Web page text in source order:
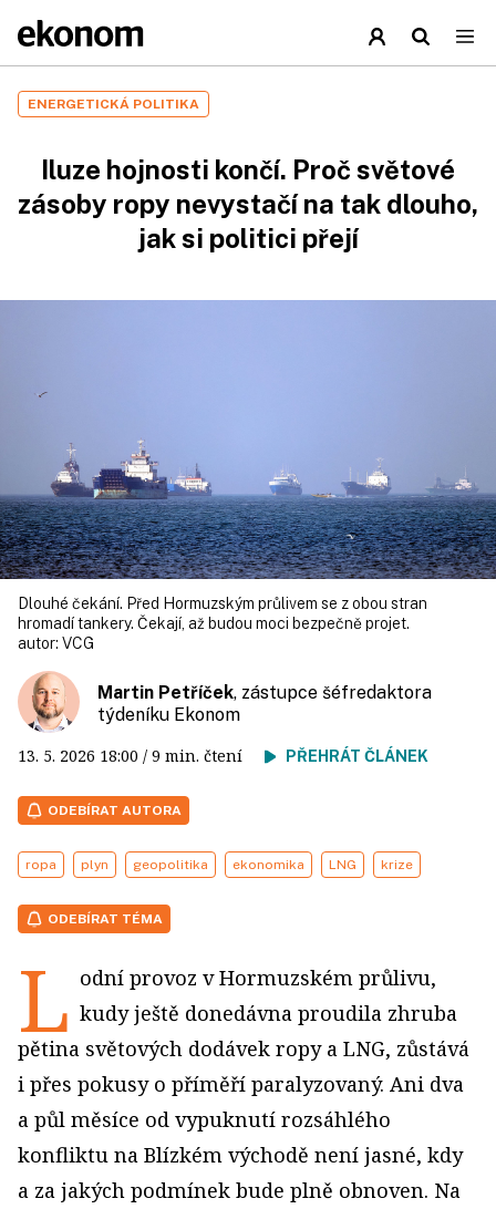
ENERGETICKÁ POLITIKA
Iluze hojnosti končí. Proč světové
zásoby ropy nevystačí na tak dlouho,
jak si politici přejí
Dlouhé čekání. Před Hormuzským průlivem se z obou stran
hromadí tankery. Čekají, až budou moci bezpečně projet.
autor: VCG
Martin Petříček, zástupce šéfredaktora
týdeníku Ekonom
13. 5. 2026 18:00 / 9 min. čtení PŘEHRÁT ČLÁNEK
ODEBÍRAT AUTORA
ropa plyn geopolitika ekonomika LNG krize
ODEBÍRAT TÉMA
L odní provoz v Hormuzském průlivu,
kudy ještě donedávna proudila zhruba
pětina světových dodávek ropy a LNG, zůstává
i přes pokusy o příměří paralyzovaný. Ani dva
a půl měsíce od vypuknutí rozsáhlého
konfliktu na Blízkém východě není jasné, kdy
a za jakých podmínek bude plně obnoven. Na